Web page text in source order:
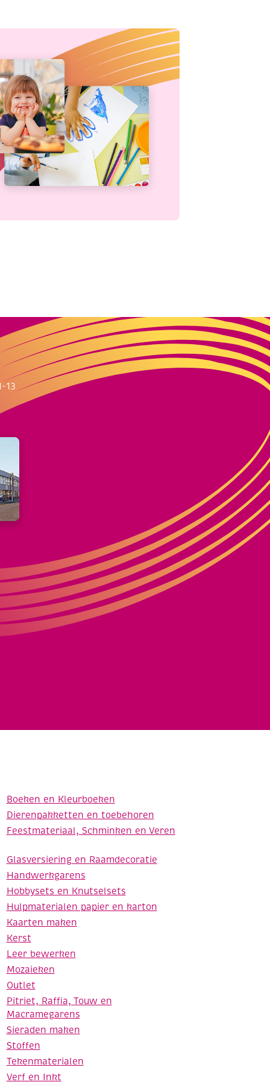
13
Boeken en Kleurboeken
Dierenpakketten en toebehoren
Feestmateriaal, Schminken en Veren
Glasversiering en Raamdecoratie
Handwerkgarens
Hobbysets en Knutselsets
Hulpmaterialen papier en karton
Kaarten maken
Kerst
Leer bewerken
Mozaieken
Outlet
Pitriet, Raffia, Touw en
Macramegarens
Sieraden maken
Stoffen
Tekenmaterialen
Verf en Inkt